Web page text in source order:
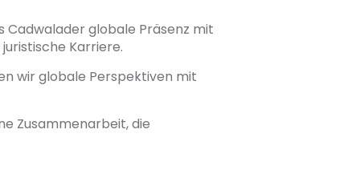
Cadwalader globale Präsenz mit
Karriere.
wir globale Perspektiven mit
Zusammenarbeit, die